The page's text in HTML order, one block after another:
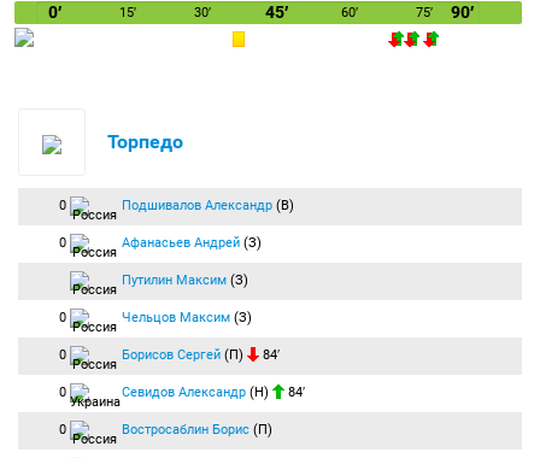
0′ 15′ 30′ 45′ 60′ 75′ 90′
Торпедо
0 Подшивалов Александр (В)
0 Афанасьев Андрей (З)
Путилин Максим (З)
0 Чельцов Максим (З)
0 Борисов Сергей (П) 84′
0 Севидов Александр (Н) 84′
0 Востросаблин Борис (П)